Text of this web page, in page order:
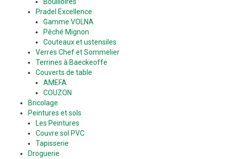
Pradel Excellence
Gamme VOLNA
Pêché Mignon
Couteaux et ustensiles
Verres Chef et Sommelier
Terrines à Baeckeoffe
Couverts de table
AMEFA
COUZON
Bricolage
Peintures et sols
Les Peintures
Couvre sol PVC
Tapisserie
Droguerie